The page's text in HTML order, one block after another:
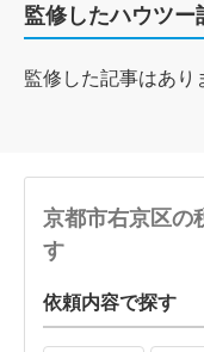
監修したハウツー
監修した記事はあり
京都市右京区の
す
依頼内容で探す